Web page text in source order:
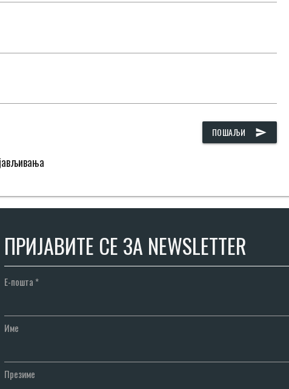
ПОШАЉИ send
ПРИЈАВИТЕ СЕ ЗА NEWSLETTER
Е-пошта *
Име
Презиме